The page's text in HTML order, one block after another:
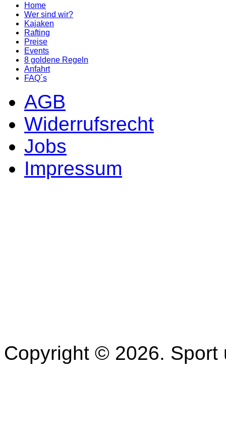
Home
Wer sind wir?
Kajaken
Rafting
Preise
Events
8 goldene Regeln
Anfahrt
FAQ´s
AGB
Widerrufsrecht
Jobs
Impressum
Copyright © 2026. Sport